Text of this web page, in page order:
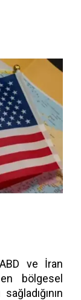
ve İran
bölgesel